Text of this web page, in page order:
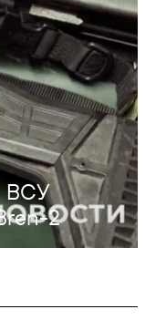
ВСУ
2